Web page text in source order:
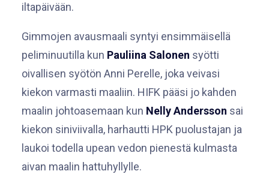
iltapäivään.
Gimmojen avausmaali syntyi ensimmäisellä
peliminuutilla kun Pauliina Salonen syötti
oivallisen syötön Anni Perelle, joka veivasi
kiekon varmasti maaliin. HIFK pääsi jo kahden
maalin johtoasemaan kun Nelly Andersson sai
kiekon siniviivalla, harhautti HPK puolustajan ja
laukoi todella upean vedon pienestä kulmasta
aivan maalin hattuhyllylle.